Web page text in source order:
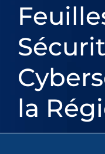
ACCUEIL
À PROPOS
ACTUALITES
la